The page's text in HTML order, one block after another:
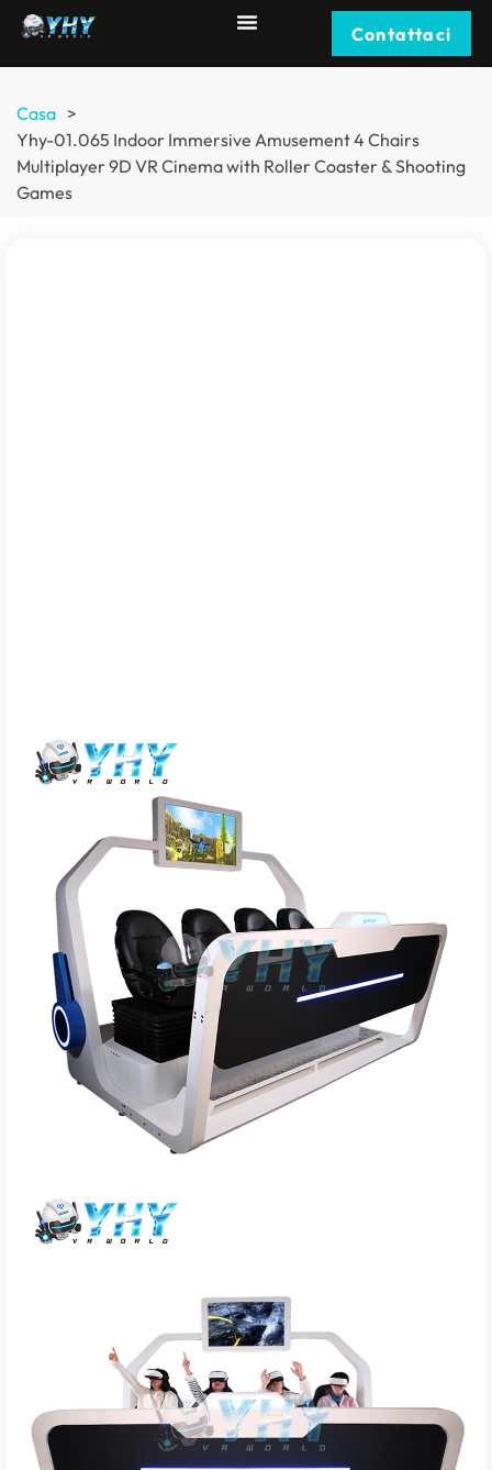
Contattaci
Casa >
Yhy-01.065 Indoor Immersive Amusement4 Chairs
Multiplayer 9D VR Cinema with Roller Coaster & Shooting
Games